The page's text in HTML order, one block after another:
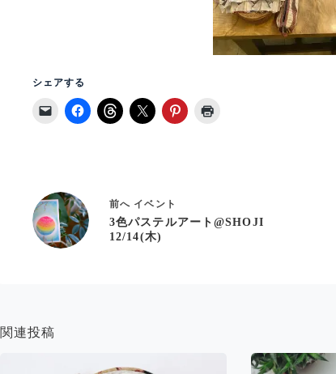
シェアする
前へ イベント
3色パステルアート@SHOJI
12/14(木)
関連投稿